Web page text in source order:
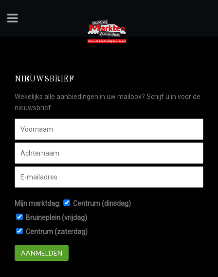
NIEUWSBRIEF
Wekelijks alle aanbiedingen in uw mailbox? Schijf u in voor de
nieuwsbrief.
Mijn marktdag:
Centrum (dinsdag)
Bruineplein (vrijdag)
Centrum (zaterdag)
AANMELDEN